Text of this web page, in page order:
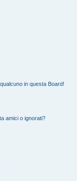
in questa Board!
amici o ignorati?